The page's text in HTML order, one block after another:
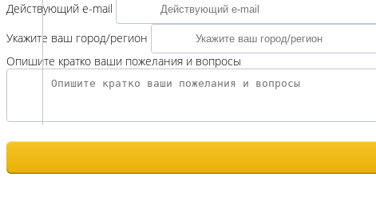
Действующий e-mail
Укажите ваш город/регион
Опишите кратко ваши пожелания и вопросы